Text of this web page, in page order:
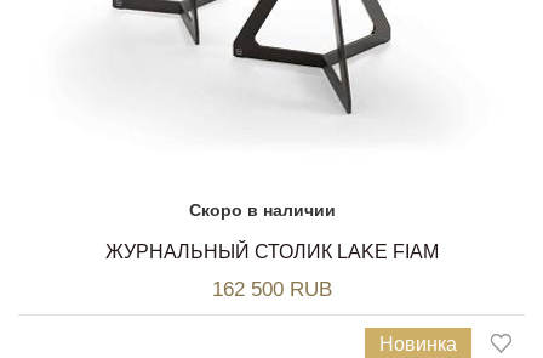
Скоро в наличии
ЖУРНАЛЬНЫЙ СТОЛИК LAKE FIAM
162 500 RUB
Новинка